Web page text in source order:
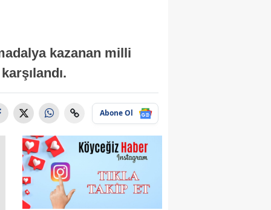
kazanan milli
Abone Ol